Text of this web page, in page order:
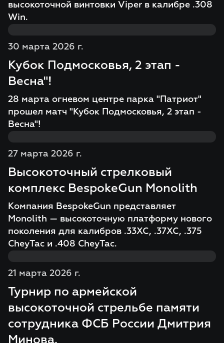
высокоточной винтовки Viper в калибре .308
Win.
30 марта 2026 г.
Кубок Подмосковья, 2 этап -
Весна"!
28 марта огневом центре парка "Патриот"
прошел матч "Кубок Подмосковья, 2 этап -
Весна"!
27 марта 2026 г.
Высокоточный стрелковый
комплекс BespokeGun Monolith
Компания BespokeGun представляет
Monolith — высокоточную платформу нового
поколения для калибров .33XC, .37XC, .375
CheyTac и .408 CheyTac.
21 марта 2026 г.
Турнир по армейской
высокоточной стрельбе памяти
сотрудника ФСБ России Дмитрия
Минова.